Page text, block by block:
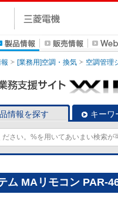
[業務用]空調・換気 空調管理
情報を探す キーワ
ム MAリモコン PAR-